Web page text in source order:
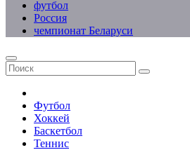
футбол
Россия
чемпионат Беларуси
Футбол
Хоккей
Баскетбол
Теннис